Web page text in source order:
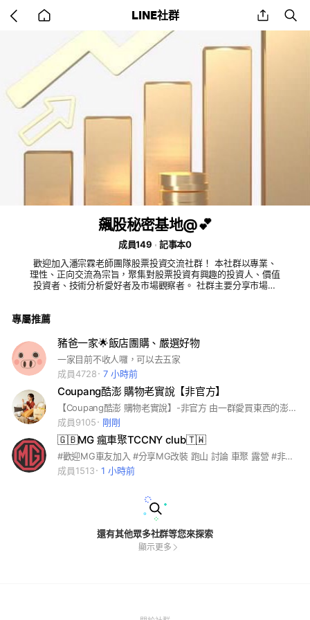
back
home
LINE社群 share
飆股秘密基地@💕
成員149
記事本0
歡迎加入潘宗霖老師團隊股票投資交流社群！ 本社群以專業、
理性、正向交流為宗旨，聚集對股票投資有興趣的投資人、價值
投資者、技術分析愛好者及市場觀察者。 社群主要分享市場趨
析 短線飆股推薦 盤後走勢回顧與整理 潘宗霖老師團隊將透過專
考。目前處於免費體驗階段，不收取任何費用。正式合作方式採
績效合作制度，會員依實際獲利狀況分潤部分服務費用（15%-2
0%）給工作室，以建立長期、穩定的合作關係。
專屬推薦
豬爸一家🌟飯店團購、嚴選好物
一家目前不收人囉，可以去五家
成員4728
7 小時前
Coupang酷澎 購物老實說【非官方】
【Coupang酷澎 購物老實說】-非官方 由一群愛買東西的澎友所建立。 目前設主群、母嬰群、揪團群、二手交流群 #Coupang #韓國電商 #酷澎 #電商 #母嬰 #彩妝 #兒童 #食品 #零食 #Momo #蝦皮 #Pchome #Mamilove
成員9105
剛剛
🇬🇧MG 瘋車聚TCCNY club🇹🇼
#歡迎MG車友加入 #分享MG改裝 跑山 討論 車聚 露營 #非買賣專區
成員1513
1 小時前
還有其他眾多社群等您來探索
顯示更多